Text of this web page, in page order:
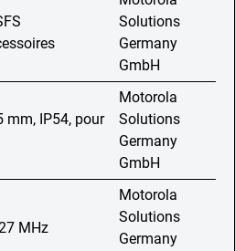
Solutions
Germany
GmbH
mm, IP54, pour
Motorola
Solutions
Germany
GmbH
MHz
Motorola
Solutions
Germany